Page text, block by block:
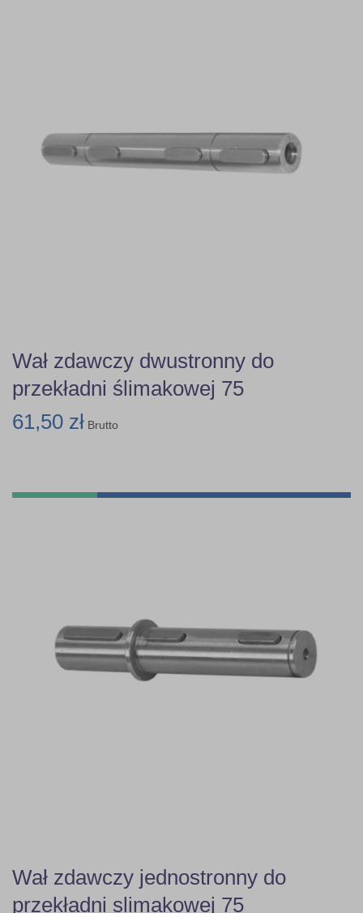
Wał zdawczy dwustronny do
przekładni ślimakowej 75
61,50 zł Brutto
Wał zdawczy jednostronny do
przekładni slimakowej 75